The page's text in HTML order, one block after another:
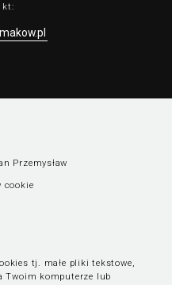
Przemysław
cookie
tj. małe pliki tekstowe,
Twoim komputerze lub